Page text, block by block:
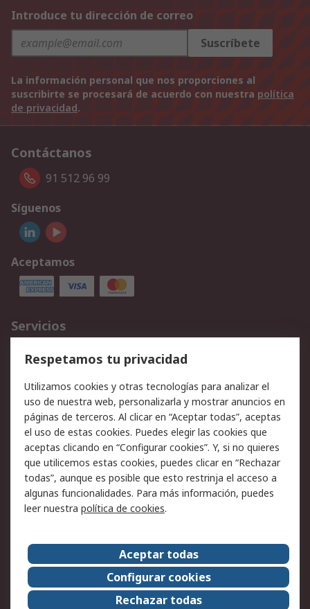
Introduce tu dirección de correo
Suscríbete
La información personal que nos proporciones al
suscribirte se procesará de acuerdo con nuestra política
de privacidad.
Contáctanos
91 512 96 99
Síguenos
Aceptamos
Servicios
Cómo realizar pedidos
Devoluciones
Facturación y pago
Ofertas
Soporte técnico
Legal
Aviso legal
Política de privacidad -
Actualizada
Política sobre cookies
Seguridad de emails
Certificaciones de
Condiciones de venta
Acerca de RS
Acerca de RS
RS Group
RS en el mundo
Sala de prensa
Respetamos tu privacidad
Utilizamos cookies y otras tecnologías para analizar el
uso de nuestra web, personalizarla y mostrar anuncios en
páginas de terceros. Al clicar en “Aceptar todas”, aceptas
el uso de estas cookies. Puedes elegir las cookies que
aceptas clicando en “Configurar cookies”. Y, si no quieres
que utilicemos estas cookies, puedes clicar en “Rechazar
todas”, aunque es posible que esto restrinja el acceso a
algunas funcionalidades. Para más información, puedes
leer nuestra política de cookies.
Aceptar todas
Configurar cookies
Rechazar todas